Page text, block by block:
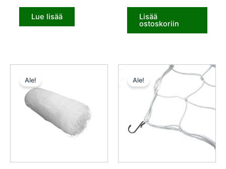
Lue lisää Lisää
ostoskoriin
Ale!
10,50 €.
Ale!
Alkuperäinen
hinta
oli:
10,50 €.
Nykyinen
hinta
9,45 €.